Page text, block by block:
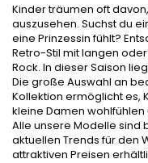
Kinder träumen oft
auszusehen. Suchst du
eine Prinzessin fühlt?
Retro-Stil mit langen
Rock. In dieser Saison
Die große Auswahl an
Kollektion ermöglicht es,
kleine Damen
Alle unsere Modelle sind
aktuellen Trends für den
attraktiven Preisen